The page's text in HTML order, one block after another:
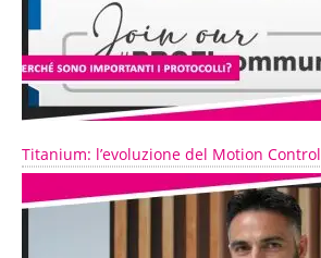
Titanium: l’evoluzione del Motion Control